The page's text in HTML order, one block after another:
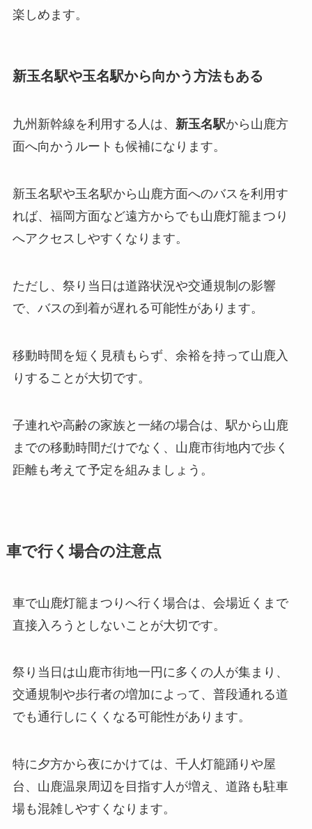
楽しめます。
新玉名駅や玉名駅から向かう方法もある
九州新幹線を利用する人は、 新玉名駅から山鹿方
面へ向かうルートも候補になります。
新玉名駅や玉名駅から山鹿方面へのバスを利用す
れば、福岡方面など遠方からでも山鹿灯籠まつり
へアクセスしやすくなります。
ただし、祭り当日は道路状況や交通規制の影響
で、バスの到着が遅れる可能性があります。
移動時間を短く見積もらず、余裕を持って山鹿入
りすることが大切です。
子連れや高齢の家族と一緒の場合は、駅から山鹿
までの移動時間だけでなく、山鹿市街地内で歩く
距離も考えて予定を組みましょう。
車で行く場合の注意点
車で山鹿灯籠まつりへ行く場合は、会場近くまで
直接入ろうとしないことが大切です。
祭り当日は山鹿市街地一円に多くの人が集まり、
交通規制や歩行者の増加によって、普段通れる道
でも通行しにくくなる可能性があります。
特に夕方から夜にかけては、千人灯籠踊りや屋
台、山鹿温泉周辺を目指す人が増え、道路も駐車
場も混雑しやすくなります。